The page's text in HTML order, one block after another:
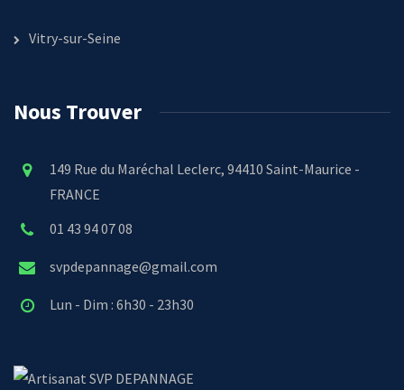
Vitry-sur-Seine
Nous Trouver
149 Rue du Maréchal Leclerc, 94410 Saint-Maurice -
FRANCE
01 43 94 07 08
svpdepannage@gmail.com
Lun - Dim : 6h30 - 23h30
SVP DEPANNAGE